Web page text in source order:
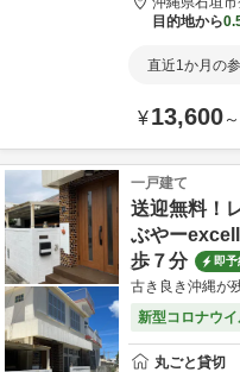
目的地から
直近1か月の
¥13,600～
一戸建て
送迎無料！
ぶやー
歩７分
即予
古き良き沖縄が
新型コロナウ
丸ごと貸切